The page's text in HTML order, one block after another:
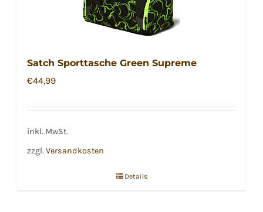
Satch Sporttasche Green Supreme
€44,99
inkl. MwSt.
zzgl. Versandkosten
Details